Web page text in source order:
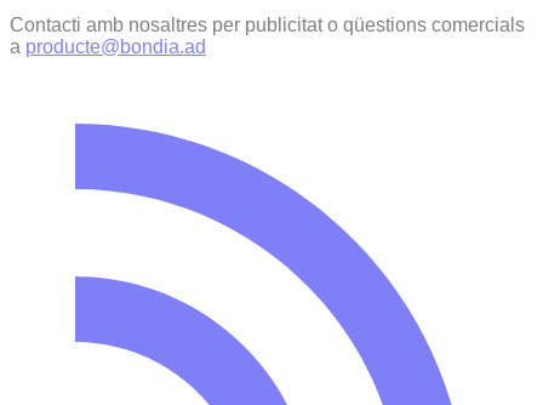
Contacti amb nosaltres per publicitat o qüestions comercials
a producte@bondia.ad